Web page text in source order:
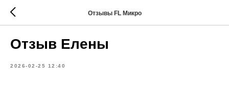
Отзывы FL Микро
Отзыв Елены
2026-02-25 12:40